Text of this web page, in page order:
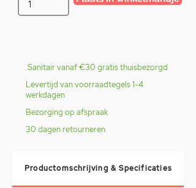
Sanitair vanaf €30 gratis thuisbezorgd
Levertijd van voorraadtegels 1-4
werkdagen
Bezorging op afspraak
30 dagen retourneren
Productomschrijving & Specificaties